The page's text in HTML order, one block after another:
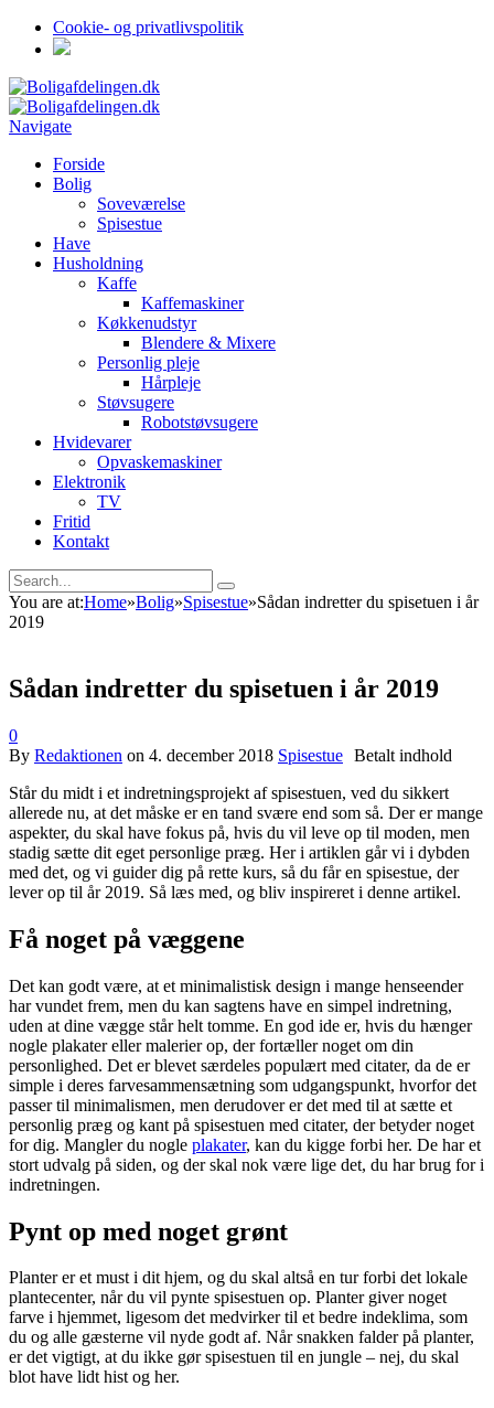
Cookie- og privatlivspolitik
Navigate
Forside
Bolig
Soveværelse
Spisestue
Have
Husholdning
Kaffe
Kaffemaskiner
Køkkenudstyr
Blendere & Mixere
Personlig pleje
Hårpleje
Støvsugere
Robotstøvsugere
Hvidevarer
Opvaskemaskiner
Elektronik
TV
Fritid
Kontakt
You are at:Home»Bolig»Spisestue»Sådan indretter du spisetuen i år
2019
Sådan indretter du spisetuen i år 2019
0
By Redaktionen on 4. december 2018 Spisestue
Står du midt i et indretningsprojekt af spisestuen, ved du sikkert
allerede nu, at det måske er en tand svære end som så. Der er mange
aspekter, du skal have fokus på, hvis du vil leve op til moden, men
stadig sætte dit eget personlige præg. Her i artiklen går vi i dybden
med det, og vi guider dig på rette kurs, så du får en spisestue, der
lever op til år 2019. Så læs med, og bliv inspireret i denne artikel.
Få noget på væggene
Det kan godt være, at et minimalistisk design i mange henseender
har vundet frem, men du kan sagtens have en simpel indretning,
uden at dine vægge står helt tomme. En god ide er, hvis du hænger
nogle plakater eller malerier op, der fortæller noget om din
personlighed. Det er blevet særdeles populært med citater, da de er
simple i deres farvesammensætning som udgangspunkt, hvorfor det
passer til minimalismen, men derudover er det med til at sætte et
personlig præg og kant på spisestuen med citater, der betyder noget
for dig. Mangler du nogle plakater, kan du kigge forbi her. De har et
stort udvalg på siden, og der skal nok være lige det, du har brug for i
indretningen.
Pynt op med noget grønt
Planter er et must i dit hjem, og du skal altså en tur forbi det lokale
plantecenter, når du vil pynte spisestuen op. Planter giver noget
farve i hjemmet, ligesom det medvirker til et bedre indeklima, som
du og alle gæsterne vil nyde godt af. Når snakken falder på planter,
er det vigtigt, at du ikke gør spisestuen til en jungle – nej, du skal
blot have lidt hist og her.